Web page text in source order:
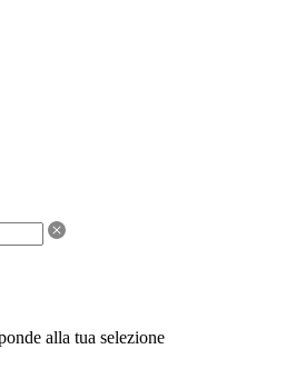
alla tua selezione